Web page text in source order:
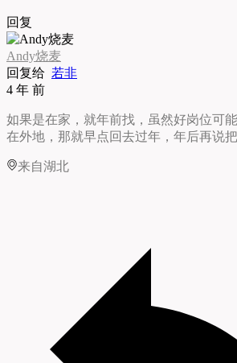
回复
Andy烧麦
回复给 若非
4 年 前
如果是在家，就年前找，虽然好岗位可
在外地，那就早点回去过年，年后再说把
来自湖北